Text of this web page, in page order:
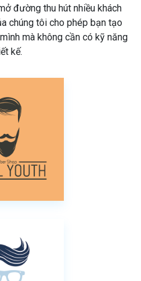
đường thu hút nhiều khách
chúng tôi cho phép bạn tạo
mà không cần có kỹ năng
kế.